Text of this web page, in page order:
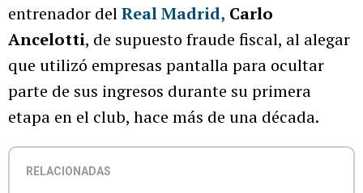
entrenador delReal Madrid, Carlo
Ancelotti, de supuesto fraude fiscal, al alegar
que utilizó empresas pantalla para ocultar
parte de sus ingresos durante su primera
etapa en el club, hace más de una década.
RELACIONADAS